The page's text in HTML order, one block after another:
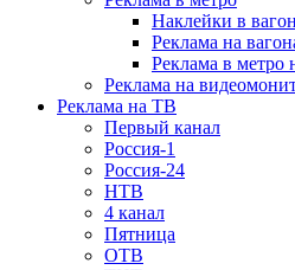
Наклейки в
Реклама на
Реклама в метро
Реклама на
Реклама на ТВ
Первый канал
Россия-1
Россия-24
НТВ
4 канал
Пятница
ОТВ